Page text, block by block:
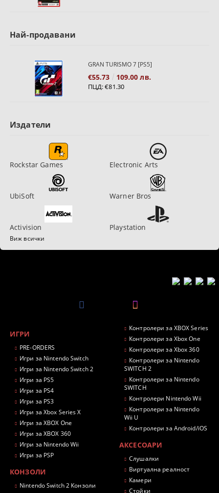
Най-продавани
GRAN TURISMO 7 [PS5]
€55.73 109.00 лв.
ПЦД:€81.30
Издатели
Rockstar Games Electronic Arts
UbiSoft Warner Bros
Activision Playstation
Виж всички
ИГРИ
PRE-ORDERS
Игри за Nintendo Switch
Игри за Nintendo Switch 2
Игри за PS5
Игри за PS4
Игри за PS3
Игри за Xbox Series X
Игри за XBOX One
Игри за XBOX 360
Игри за Nintendo Wii
Игри за PSP
КОНЗОЛИ
Nintendo Switch 2 Конзоли
Контролери за XBOX Series
Контролери за Xbox One
Контролери за Xbox 360
Контролери за Nintendo
SWITCH 2
Контролери за Nintendo
SWITCH
Контролери Nintendo Wii
Контролери за Nintendo
Wii U
Контролери за Android/iOS
АКСЕСОАРИ
Слушалки
Виртуална реалност
Камери
Стойки